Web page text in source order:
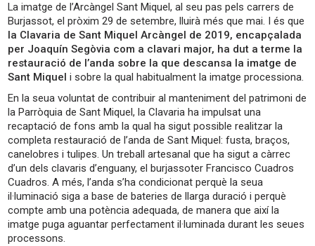
La imatge de l’Arcàngel Sant Miquel, al seu pas pels carrers de
Burjassot, el pròxim 29 de setembre, lluirà més que mai. I és que
la Clavaria de Sant Miquel Arcàngel de 2019, encapçalada
per Joaquín Segòvia com a clavari major, ha dut a terme la
restauració de l’anda sobre la que descansa la imatge de
Sant Miqueli sobre la qual habitualment la imatge processiona.
En la seua voluntat de contribuir al manteniment del patrimoni de
la Parròquia de Sant Miquel, la Clavaria ha impulsat una
recaptació de fons amb la qual ha sigut possible realitzar la
completa restauració de l’anda de Sant Miquel: fusta, braços,
canelobres i tulipes. Un treball artesanal que ha sigut a càrrec
d’un dels clavaris d’enguany, el burjassoter Francisco Cuadros
Cuadros. A més, l’anda s’ha condicionat perquè la seua
il·luminació siga a base de bateries de llarga duració i perquè
compte amb una potència adequada, de manera que així la
imatge puga aguantar perfectament il·luminada durant les seues
processons.